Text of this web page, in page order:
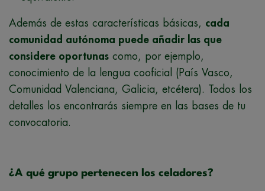
Además de estas características básicas, cada
comunidad autónoma puede añadir las que
considere oportunas como, por ejemplo,
conocimiento de la lengua cooficial (País Vasco,
Comunidad Valenciana, Galicia, etcétera). Todos los
detalles los encontrarás siempre en las bases de tu
convocatoria.
¿A qué grupo pertenecen los celadores?